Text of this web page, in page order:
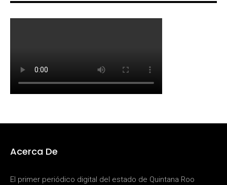
Acerca De
El primer periódico digital del estado de Quintana Roo